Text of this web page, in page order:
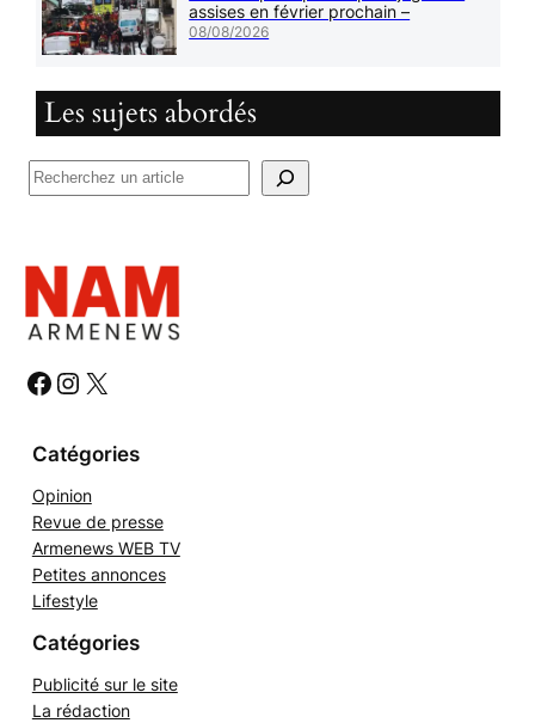
assises en février prochain –
08/08/2026
Les sujets abordés
R
h
e
r
h
r
# # #
Opinion
Revue de presse
Armenews WEB TV
Petites annonces
Publicité sur le site